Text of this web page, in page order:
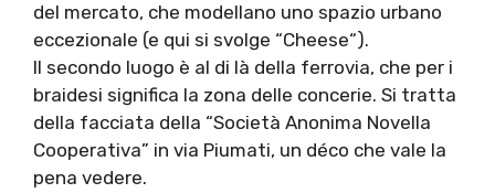
del mercato, che modellano uno spazio urbano
eccezionale (e qui si svolge “Cheese“).
Il secondo luogo è al di là della ferrovia, che per i
braidesi significa la zona delle concerie. Si tratta
della facciata della “Società Anonima Novella
Cooperativa” in via Piumati, un déco che vale la
pena vedere.